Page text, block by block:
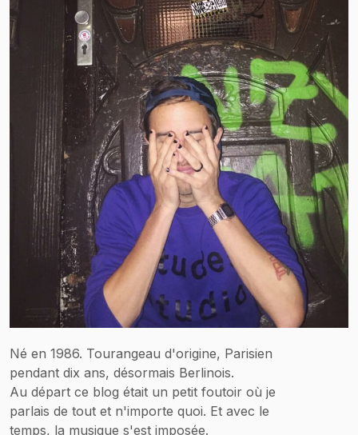
Né en 1986. Tourangeau d'origine, Parisien
pendant dix ans, désormais Berlinois.
Au départ ce blog était un petit foutoir où je
parlais de tout et n'importe quoi. Et avec le
temps, la musique s'est imposée.